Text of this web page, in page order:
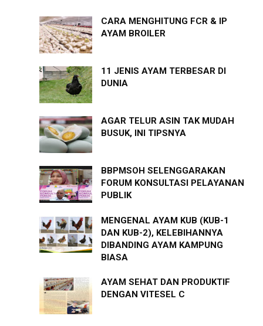
CARA MENGHITUNG FCR & IP
AYAM BROILER
11 JENIS AYAM TERBESAR DI
DUNIA
AGAR TELUR ASIN TAK MUDAH
BUSUK, INI TIPSNYA
BBPMSOH SELENGGARAKAN
FORUM KONSULTASI PELAYANAN
PUBLIK
MENGENAL AYAM KUB (KUB-1
DAN KUB-2), KELEBIHANNYA
DIBANDING AYAM KAMPUNG
BIASA
AYAM SEHAT DAN PRODUKTIF
DENGAN VITESEL C